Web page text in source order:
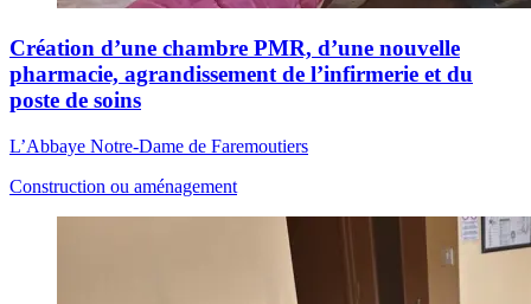
Création d’une chambre PMR, d’une nouvelle
pharmacie, agrandissement de l’infirmerie et du
poste de soins
L’Abbaye Notre-Dame de Faremoutiers
Construction ou aménagement